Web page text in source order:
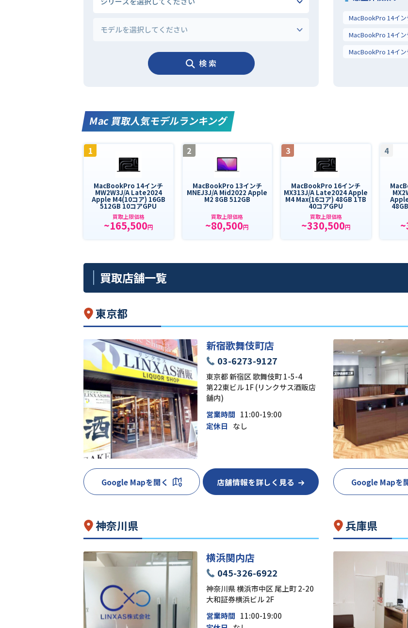
検 索
Mac 買取人気モデルランキング
1
MacBookPro 14インチ
MW2W3J/A Late2024
Apple M4(10コア) 16GB
512GB 10コアGPU
買取上限価格
~165,500円
2
MacBookPro 13インチ
MNEJ3J/A Mid2022 Apple
M2 8GB 512GB
買取上限価格
~80,500円
3
MacBookPro 16インチ
MX313J/A Late2024 Apple
M4 Max(16コア) 48GB 1TB
40コアGPU
買取上限価格
~330,500円
4
買取店舗一覧
東京都
新宿歌舞伎町店
03-6273-9127
東京都 新宿区 歌舞伎町 1-5-4
第22東ビル 1F (リンクサス酒販店
舗内)
営業時間 11:00-19:00
定休日
なし
Google Mapを開く 店舗情報を詳しく見る Google Mapを
神奈川県
横浜関内店
045-326-6922
神奈川県 横浜市中区 尾上町 2-20
大和証券横浜ビル 2F
営業時間 11:00-19:00
兵庫県